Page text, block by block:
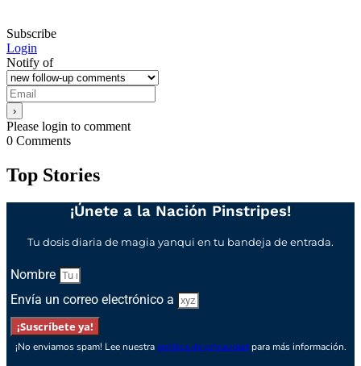
Subscribe
Login
Notify of
Please login to comment
0 Comments
Top Stories
¡Únete a la Nación Pinstripes!
Tu dosis diaria de magia yanqui en tu bandeja de entrada.
Nombre
Envía un correo electrónico a
¡Suscríbete ya!
¡No enviamos spam! Lee nuestra política de privacidad para más información.